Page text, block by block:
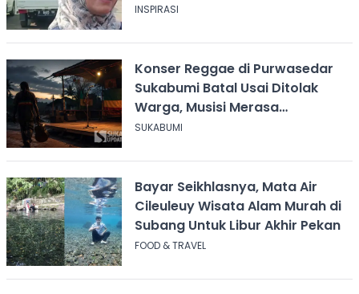
INSPIRASI
Konser Reggae di Purwasedar
Sukabumi Batal Usai Ditolak
Warga, Musisi Merasa
Didiskreditkan
SUKABUMI
Bayar Seikhlasnya, Mata Air
Cileuleuy Wisata Alam Murah di
Subang Untuk Libur Akhir Pekan
FOOD & TRAVEL